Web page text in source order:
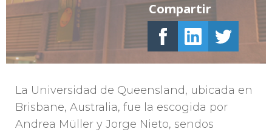
La Universidad de Queensland, ubicada en
Brisbane, Australia, fue la escogida por
Andrea Müller y Jorge Nieto, sendos
Compartir